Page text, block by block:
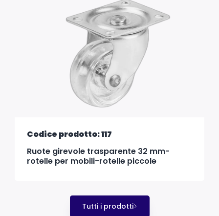
Codice prodotto: 117
Ruote girevole trasparente 32 mm-
rotelle per mobili-rotelle piccole
Tutti i prodotti